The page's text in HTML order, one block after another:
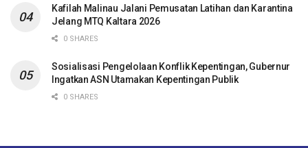
Kafilah Malinau Jalani Pemusatan Latihan dan Karantina
Jelang MTQ Kaltara 2026
0 SHARES
Sosialisasi Pengelolaan Konflik Kepentingan, Gubernur
Ingatkan ASN Utamakan Kepentingan Publik
0 SHARES